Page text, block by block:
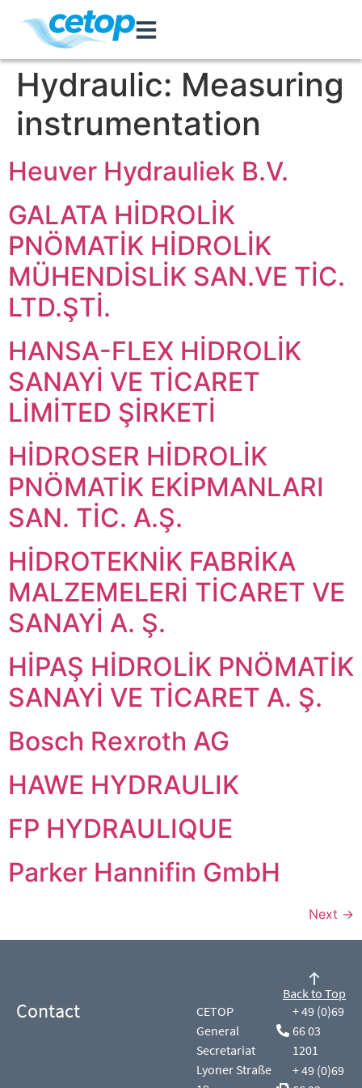
Hydraulic: Measuring
instrumentation
Heuver Hydrauliek B.V.
GALATA HİDROLİK
PNÖMATİK HİDROLİK
MÜHENDİSLİK SAN.VE TİC.
LTD.ŞTİ.
HANSA-FLEX HİDROLİK
SANAYİ VE TİCARET
LİMİTED ŞİRKETİ
HİDROSER HİDROLİK
PNÖMATİK EKİPMANLARI
SAN. TİC. A.Ş.
HİDROTEKNİK FABRİKA
MALZEMELERİ TİCARET VE
SANAYİ A. Ş.
HİPAŞ HİDROLİK PNÖMATİK
SANAYİ VE TİCARET A. Ş.
Bosch Rexroth AG
HAWE HYDRAULIK
FP HYDRAULIQUE
Parker Hannifin GmbH
Next →
Contact
CETOP
General
Secretariat
Lyoner Straße
+ 49 (0)69
66 03
1201
+ 49 (0)69
Back to Top